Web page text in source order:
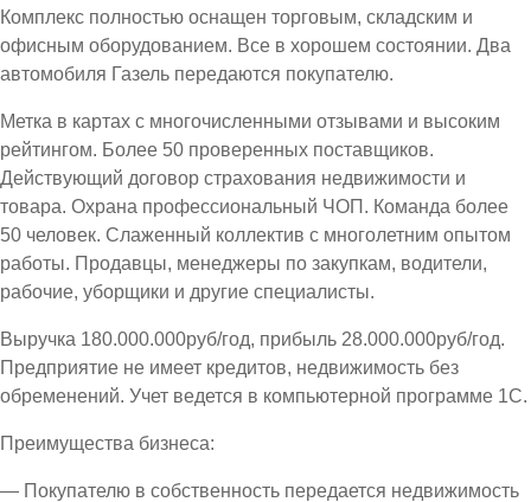
Комплекс полностью оснащен торговым, складским и
офисным оборудованием. Все в хорошем состоянии. Два
автомобиля Газель передаются покупателю.
Метка в картах с многочисленными отзывами и высоким
рейтингом. Более 50 проверенных поставщиков.
Действующий договор страхования недвижимости и
товара. Охрана профессиональный ЧОП. Команда более
50 человек. Слаженный коллектив с многолетним опытом
работы. Продавцы, менеджеры по закупкам, водители,
рабочие, уборщики и другие специалисты.
Выручка 180.000.000руб/год, прибыль 28.000.000руб/год.
Предприятие не имеет кредитов, недвижимость без
обременений. Учет ведется в компьютерной программе 1С.
Преимущества бизнеса:
— Покупателю в собственность передается недвижимость